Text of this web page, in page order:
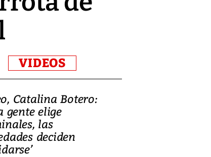
VIDEOS
Catalina Botero:
gente elige
las
deciden